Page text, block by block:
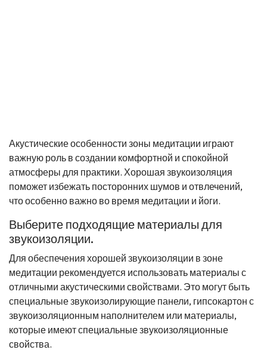
Акустические особенности зоны медитации играют
важную роль в создании комфортной и спокойной
атмосферы для практики. Хорошая звукоизоляция
поможет избежать посторонних шумов и отвлечений,
что особенно важно во время медитации и йоги.
Выберите подходящие материалы для
звукоизоляции.
Для обеспечения хорошей звукоизоляции в зоне
медитации рекомендуется использовать материалы с
отличными акустическими свойствами. Это могут быть
специальные звукоизолирующие панели, гипсокартон с
звукоизоляционным наполнителем или материалы,
которые имеют специальные звукоизоляционные
свойства.